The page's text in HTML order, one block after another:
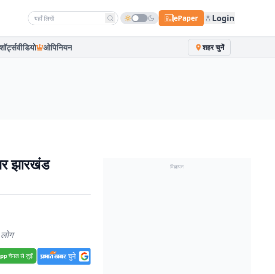
Search news ePaper Login
शॉर्ट्सवीडियो ओपिनियन शहर चुनें
झारखंड
विज्ञापन